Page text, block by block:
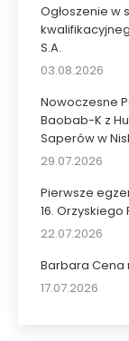
Ogłoszenie
S.A.
03.08.2026
Nowoczesne
Baobab-K z
Saperów w
29.07.2026
Pierwsze
16. Orzyskiego
22.07.2026
Barbara Cena
17.07.2026